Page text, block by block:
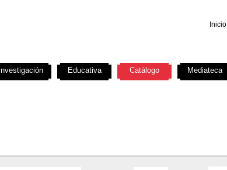
Inicio
Investigación Educativa Catálogo Mediateca